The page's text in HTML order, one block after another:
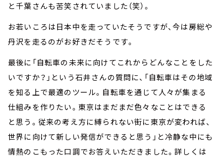
と千葉さんも苦笑されていました（笑）。
お若いころは日本中を走っていたそうですが、今は房総や
丹沢を走るのがお好きだそうです。
最後に「自転車の未来に向けてこれからどんなことをした
いですか？」という石井さんの質問に、「自転車はその地域
を知る上で最適のツール。自転車を通じて人々が集まる
仕組みを作りたい。東京はまだまだ色々なことはできる
と思う。従来の考え方に縛られない街に東京が変われば、
世界に向けて新しい発信ができると思う」と冷静な中にも
情熱のこもった口調でお答えいただきました。詳しくは